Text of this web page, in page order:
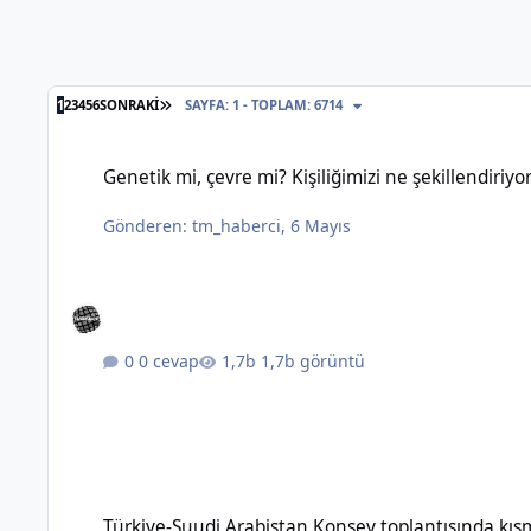
123456SONRAKI SON SAYFA
SAYFA: 1 - TOPLAM: 6714
Genetik mi, çevre mi? Kişiliğimizi ne
Gönderen:tm_haberci,6 Mayıs
0 cevap 1,7b görüntü